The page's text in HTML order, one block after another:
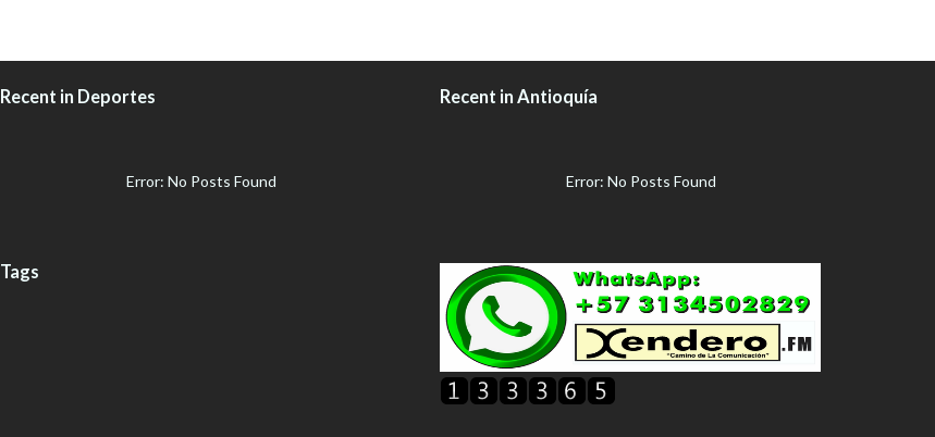
Recent in Deportes
Error: No Posts Found
Tags
Recent in Antioquía
Error: No Posts Found